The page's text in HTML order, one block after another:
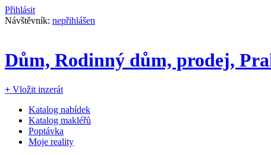
Přihlásit
Návštěvník: nepřihlášen
Dům, Rodinný dům, prodej,
+ Vložit inzerát
Katalog nabídek
Katalog makléřů
Poptávka
Moje reality